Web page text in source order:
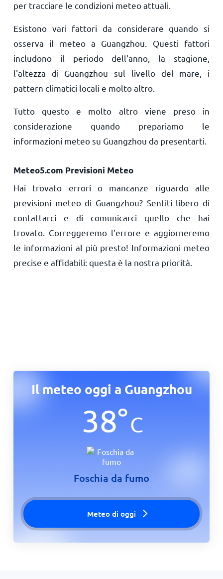
per tracciare le condizioni meteo attuali.
Esistono vari fattori da considerare quando si
osserva il meteo a Guangzhou. Questi fattori
includono il periodo dell'anno, la stagione,
l'altezza di Guangzhou sul livello del mare, i
pattern climatici locali e molto altro.
Tutto questo e molto altro viene preso in
considerazione quando prepariamo le
informazioni meteo su Guangzhou da presentarti.
Meteo5.com Previsioni Meteo
Hai trovato errori o mancanze riguardo alle
previsioni meteo di Guangzhou? Sentiti libero di
contattarci e di comunicarci quello che hai
trovato. Correggeremo l'errore e aggiorneremo
le informazioni al più presto! Informazioni meteo
precise e affidabili: questa è la nostra priorità.
Il meteo oggi a Guangzhou
38°C
Foschia da fumo
Meteo di oggi